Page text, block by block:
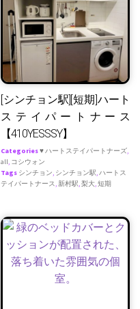
[シンチョン駅][短期]ハート
ステイパートナース
【410YESSSY】
Categories♥ ハートステイパートナーズ,
all, コシウォン
Tags シンチョン, シンチョン駅,ハートス
テイパートナース,新村駅,梨大,短期